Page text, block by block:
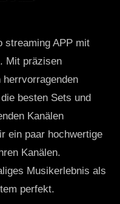
streaming APP mit
Mit präzisen
besten Sets und
Kanälen
ein paar hochwertige
Kanälen.
Musikerlebnis als
perfekt.